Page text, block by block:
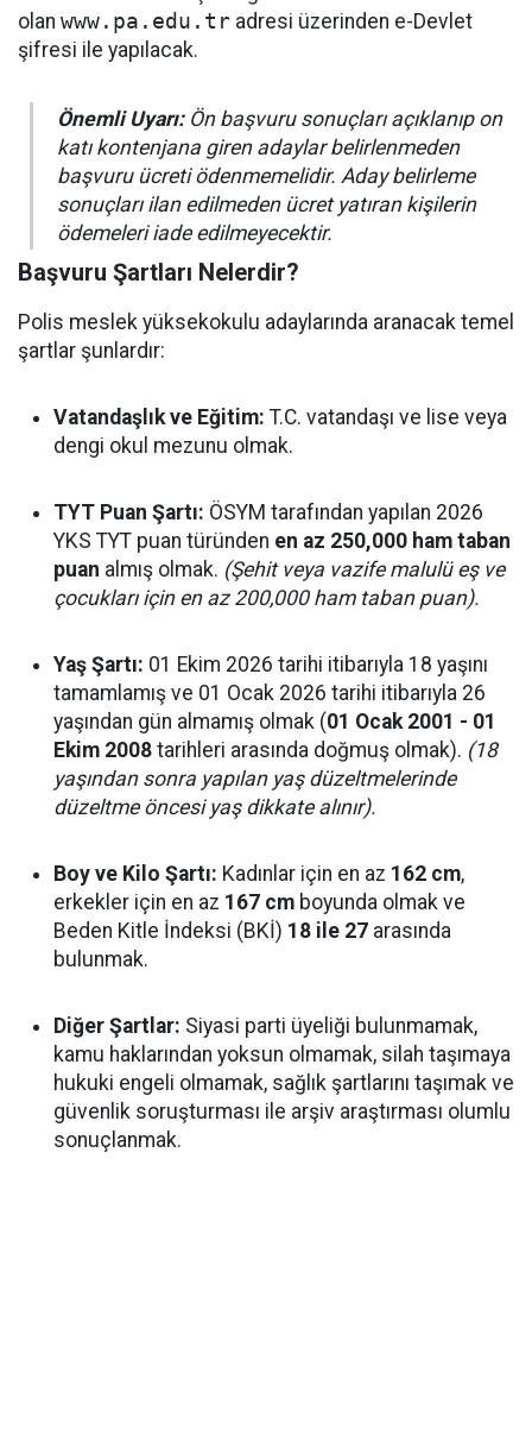
olan www.pa.edu.tr adresi üzerinden e-Devlet
şifresi ile yapılacak.
Önemli Uyarı:Ön başvuru sonuçları açıklanıp on
katı kontenjana giren adaylar belirlenmeden
başvuru ücreti ödenmemelidir. Aday belirleme
sonuçları ilan edilmeden ücret yatıran kişilerin
ödemeleri iade edilmeyecektir.
Başvuru Şartları Nelerdir?
Polis meslek yüksekokulu adaylarında aranacak temel
şartlar şunlardır:
Vatandaşlık ve Eğitim: T.C. vatandaşı ve lise veya
dengi okul mezunu olmak.
TYT Puan Şartı: ÖSYM tarafından yapılan 2026
YKS TYT puan türünden en az 250,000 ham taban
puan almış olmak. (Şehit veya vazife malulü eş ve
çocukları için en az 200,000 ham taban puan).
Yaş Şartı: 01 Ekim 2026 tarihi itibarıyla 18 yaşını
tamamlamış ve 01 Ocak 2026 tarihi itibarıyla 26
yaşından gün almamış olmak (01 Ocak 2001 - 01
Ekim 2008 tarihleri arasında doğmuş olmak). (18
yaşından sonra yapılan yaş düzeltmelerinde
düzeltme öncesi yaş dikkate alınır).
Boy ve Kilo Şartı: Kadınlar için en az 162 cm,
erkekler için en az 167 cm boyunda olmak ve
Beden Kitle İndeksi (BKİ) 18 ile 27 arasında
bulunmak.
Diğer Şartlar: Siyasi parti üyeliği bulunmamak,
kamu haklarından yoksun olmamak, silah taşımaya
hukuki engeli olmamak, sağlık şartlarını taşımak ve
güvenlik soruşturması ile arşiv araştırması olumlu
sonuçlanmak.